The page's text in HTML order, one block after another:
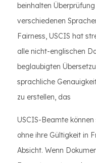
beinhalten
verschiedenen
Fairness, USCIS hat
alle nicht-englischen
beglaubigten
sprachliche
zu erstellen, das
USCIS-Beamte
ohne ihre Gültigkeit in
Absicht. Wenn